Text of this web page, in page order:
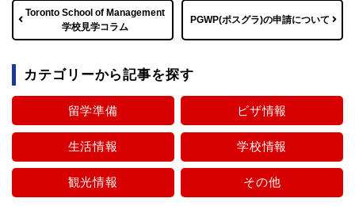
Toronto School of Management
学校見学コラム
PGWP(ポスグラ)の申請について
カテゴリーから記事を探す
留学準備 ビザ情報
生活情報 学校情報
観光情報 その他